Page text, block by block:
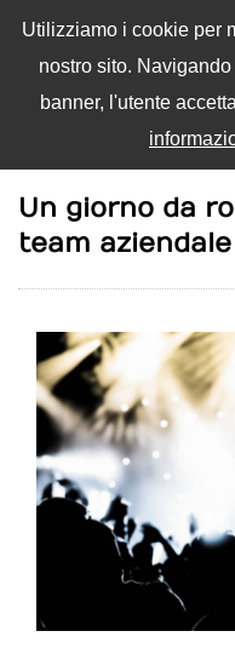
Utilizziamo i cookie per
nostro sito.
banner, l'utente
Menu
Un giorno da
team aziendale